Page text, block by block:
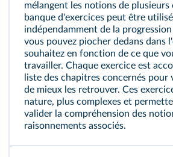
mélangent les notions de
banque d'exercices peut être
indépendamment de la
vous pouvez piocher dedans dans
souhaitez en fonction de ce que
travailler. Chaque exercice est
liste des chapitres concernés pour
de mieux les retrouver. Ces
nature, plus complexes et
valider la compréhension des
raisonnements associés.